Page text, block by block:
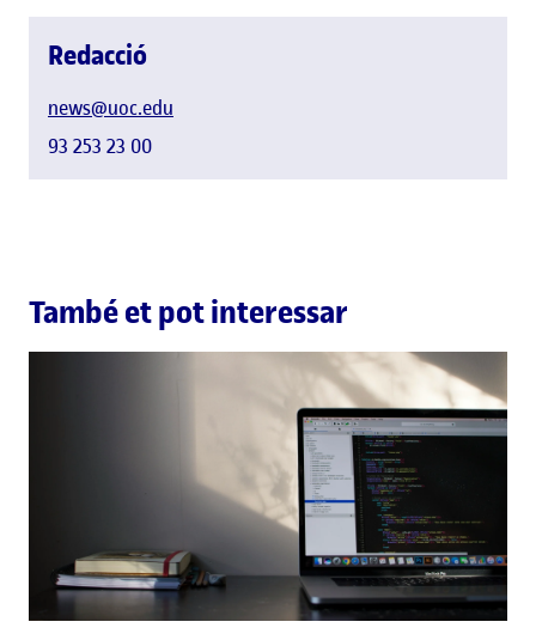
Redacció
news@uoc.edu
93 253 23 00
També et pot interessar